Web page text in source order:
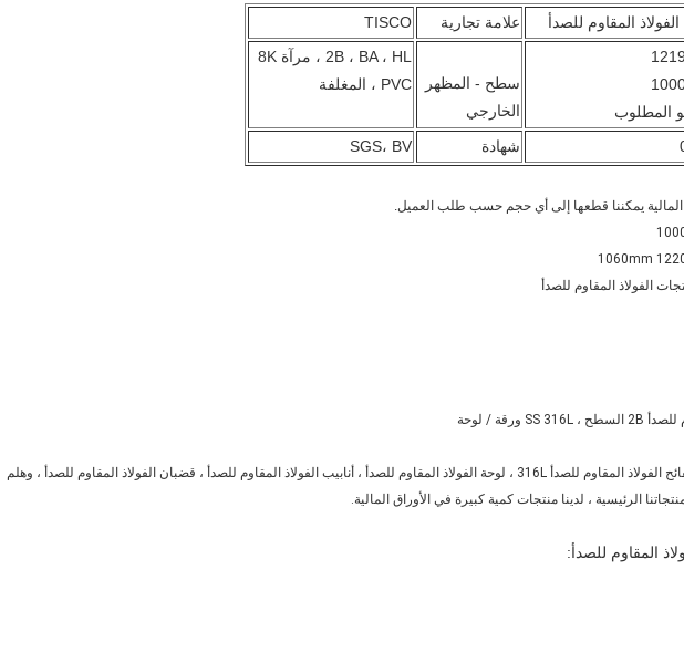
علامة تجارية TISCO
المطلوب
سطح - المظهر
الخارجي
2B ، BA ، HL ، مرآة 8K
، PVC المغلفة
شهادة SGS، BV
المالية يمكننا قطعها إلى أي حجم حسب طلب العميل.
نحن وكيل TISCO ، يمكننا تزويد صفائح الفولاذ المقاوم للصدأ 316L ، لوحة الفولاذ المقاوم للصدأ ، أنابيب الفولاذ المقاوم للصدأ ، قضبان الفولاذ المقاوم للصدأ ، وهلم
الرئيسية ، لدينا منتجات كمية كبيرة في الأوراق المالية.
المقاوم للصدأ: